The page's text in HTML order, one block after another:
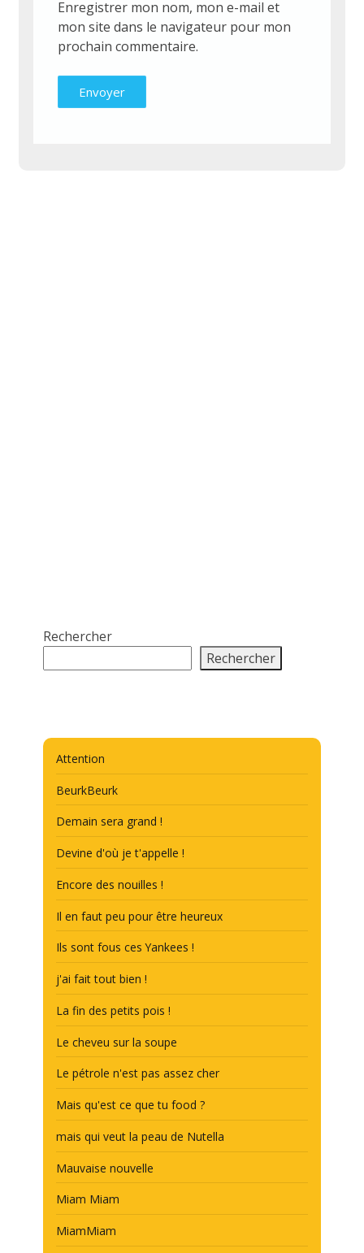
Enregistrer mon nom, mon e-mail et
mon site dans le navigateur pour mon
prochain commentaire.
Rechercher
Rechercher
Attention
BeurkBeurk
Demain sera grand !
Devine d'où je t'appelle !
Encore des nouilles !
Il en faut peu pour être heureux
Ils sont fous ces Yankees !
j'ai fait tout bien !
La fin des petits pois !
Le cheveu sur la soupe
Le pétrole n'est pas assez cher
Mais qu'est ce que tu food ?
mais qui veut la peau de Nutella
Mauvaise nouvelle
Miam Miam
MiamMiam